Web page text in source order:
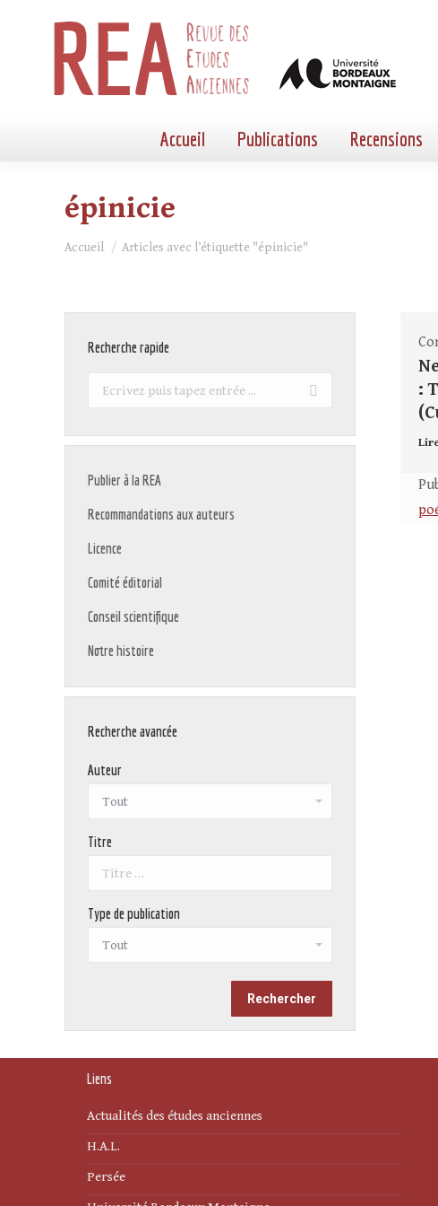
Accueil Publications Recensions
épinicie
Vous êtes ici :
Accueil Articles avec l’étiquette "épinicie"
:
Recherche rapide
Recherche
Publier à la REA
Recommandations aux auteurs
Licence
Comité éditorial
Conseil scientifique
Notre histoire
Recherche avancée
Auteur
Titre
Type de publication
Liens
Actualités des études anciennes
H.A.L.
Persée